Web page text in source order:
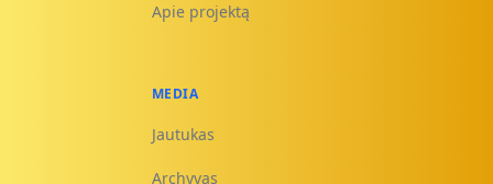
Apie projektą
MEDIA
Jautukas
Archyvas